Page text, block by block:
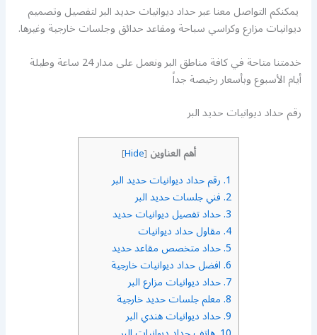
يمكنكم التواصل معنا عبر حداد ديوانيات حديد البر لتفصيل وتصميم
ديوانيات مزارع وكراسي سباحة ومقاعد حدائق وجلسات خارجية وغيرها.
خدمتنا متاحة في كافة مناطق البر ونعمل على مدار 24 ساعة وطيلة
أيام الأسبوع وبأسعار رخيصة جداً
رقم حداد ديوانيات حديد البر
أهم العناوين [
Hide
]
1. رقم حداد ديوانيات حديد البر
2. فني جلسات حديد البر
3. حداد تفصيل ديوانيات حديد
4. مقاول حداد ديوانيات
5. حداد متخصص مقاعد حديد
6. افضل حداد ديوانيات خارجية
7. حداد ديوانيات مزارع البر
8. معلم جلسات حديد خارجية
9. حداد ديوانيات هندي البر